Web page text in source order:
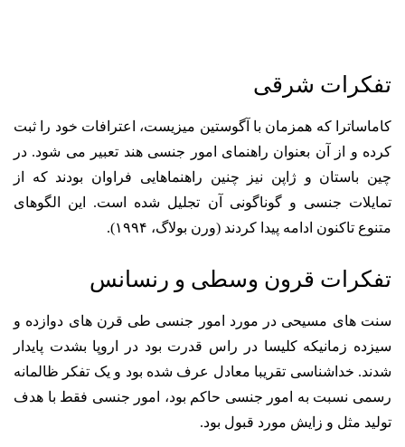
تفکرات شرقی
کاماساترا که همزمان با آگوستین می­زیست، اعترافات خود را ثبت
کرده و از آن بعنوان راهنمای امور جنسی هند تعبیر می شود. در
چین باستان و ژاپن نیز چنین راهنماهایی فراوان بودند که از
تمایلات جنسی و گوناگونی آن تجلیل شده است. این الگوهای
متنوع تاکنون ادامه پیدا کردند (ورن بولاگ، ۱۹۹۴).
تفکرات قرون وسطی و رنسانس
سنت های مسیحی در مورد امور جنسی طی قرن های دوازده و
سیزده زمانی­که کلیسا در راس قدرت بود در اروپا بشدت پایدار
شدند. خداشناسی تقریبا معادل عرف شده بود و یک تفکر ظالمانه
رسمی نسبت به امور جنسی حاکم بود، امور جنسی فقط با هدف
تولید مثل و زایش مورد قبول بود.